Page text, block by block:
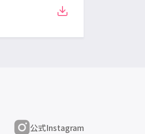
公式Instagram